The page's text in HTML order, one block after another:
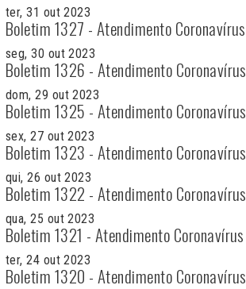
ter, 31 out 2023
Boletim 1327 - Atendimento Coronavírus
seg, 30 out 2023
Boletim 1326 - Atendimento Coronavírus
dom, 29 out 2023
Boletim 1325 - Atendimento Coronavírus
sex, 27 out 2023
Boletim 1323 - Atendimento Coronavírus
qui, 26 out 2023
Boletim 1322 - Atendimento Coronavírus
qua, 25 out 2023
Boletim 1321 - Atendimento Coronavírus
ter, 24 out 2023
Boletim 1320 - Atendimento Coronavírus